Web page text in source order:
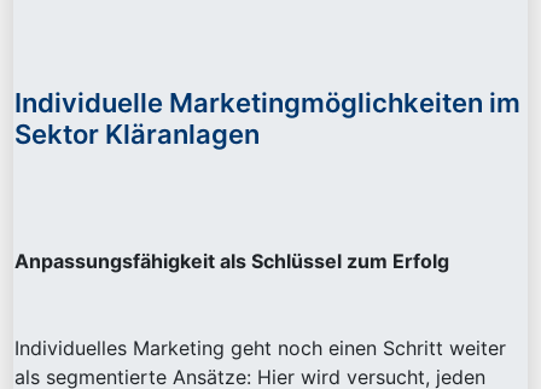
Individuelle Marketingmöglichkeiten im
Sektor Kläranlagen
Anpassungsfähigkeit als Schlüssel zum Erfolg
Individuelles Marketing geht noch einen Schritt weiter
als segmentierte Ansätze: Hier wird versucht, jeden